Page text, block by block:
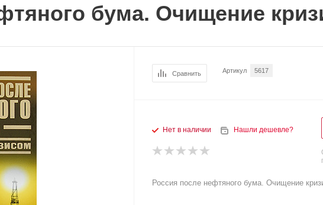
бума. Очищение
Сравнить Артикул 5617
Нет в наличии Нашли дешевле?
Россия после нефтяного бума. Очищение